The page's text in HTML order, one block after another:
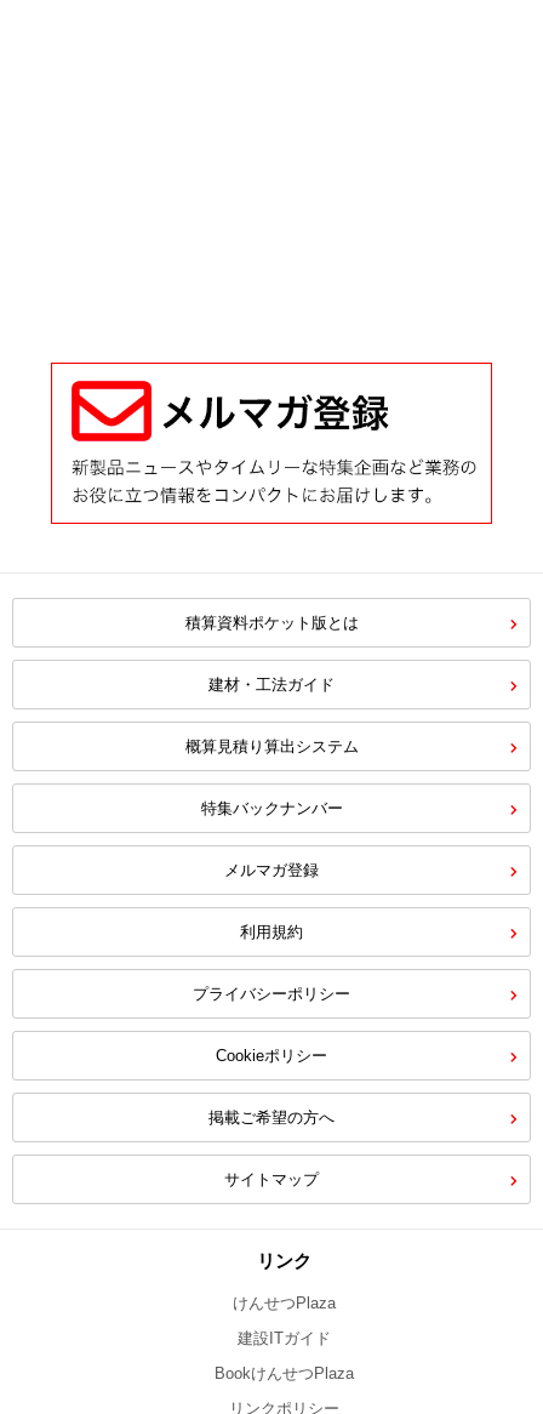
積算資料ポケット版とは
建材・工法ガイド
概算見積り算出システム
特集バックナンバー
メルマガ登録
利用規約
プライバシーポリシー
Cookieポリシー
掲載ご希望の方へ
サイトマップ
リンク
けんせつPlaza
建設ITガイド
BookけんせつPlaza
リンクポリシー